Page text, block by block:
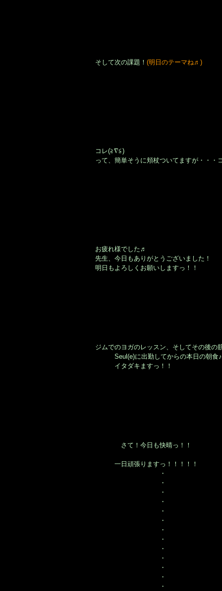
そして次の課題！ (明日のテーマね♬)
コレ(≧∇≦)
って、簡単そうに頬杖ついてますが・・・
お疲れ様でした♬
先生、今日もありがとうございました！
明日もよろしくお願いしますっ！！
ジムでのヨガのレッスン、そしてその後の
Seul(e)に出勤してからの本日の朝食♪
イタダキますっ！！
さて！今日も快晴っ！！
一日頑張りますっ！！！！！
・
・
・
・
・
・
・
・
・
・
・
・
・